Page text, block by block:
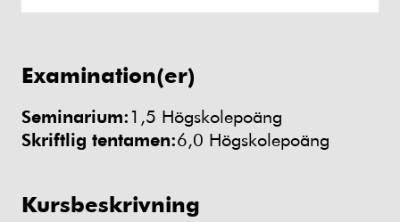
Examination(er)
Seminarium:1,5 Högskolepoäng
Skriftlig tentamen:6,0 Högskolepoäng
Kursbeskrivning